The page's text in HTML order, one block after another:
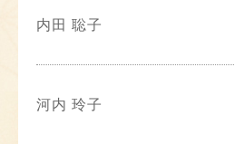
内田 聡子
河内 玲子